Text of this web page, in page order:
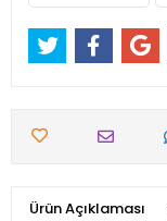
Ürün Açıklaması